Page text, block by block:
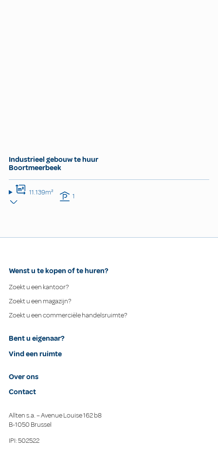
Industrieel gebouw te huur
Boortmeerbeek
11.139m² 1
Wenst u te kopen of te huren?
Zoekt u een kantoor?
Zoekt u een magazijn?
Zoekt u een commerciële handelsruimte?
Bent u eigenaar?
Vind een ruimte
Over ons
Contact
Allten s.a. – Avenue Louise 162 b8
B-1050 Brussel
IPI: 502522